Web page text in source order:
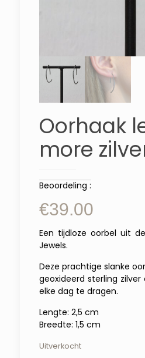
Oorhaak
more
Beoordeling :
€39.00
Een tijdloze oorbel uit
Jewels.
Deze prachtige slanke
geoxideerd sterling
elke dag te dragen.
Lengte: 2,5 cm
Breedte: 1,5 cm
Uitverkocht